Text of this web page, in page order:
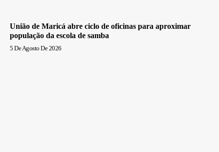
União de Maricá abre ciclo de oficinas para aproximar
população da escola de samba
5 De Agosto De 2026